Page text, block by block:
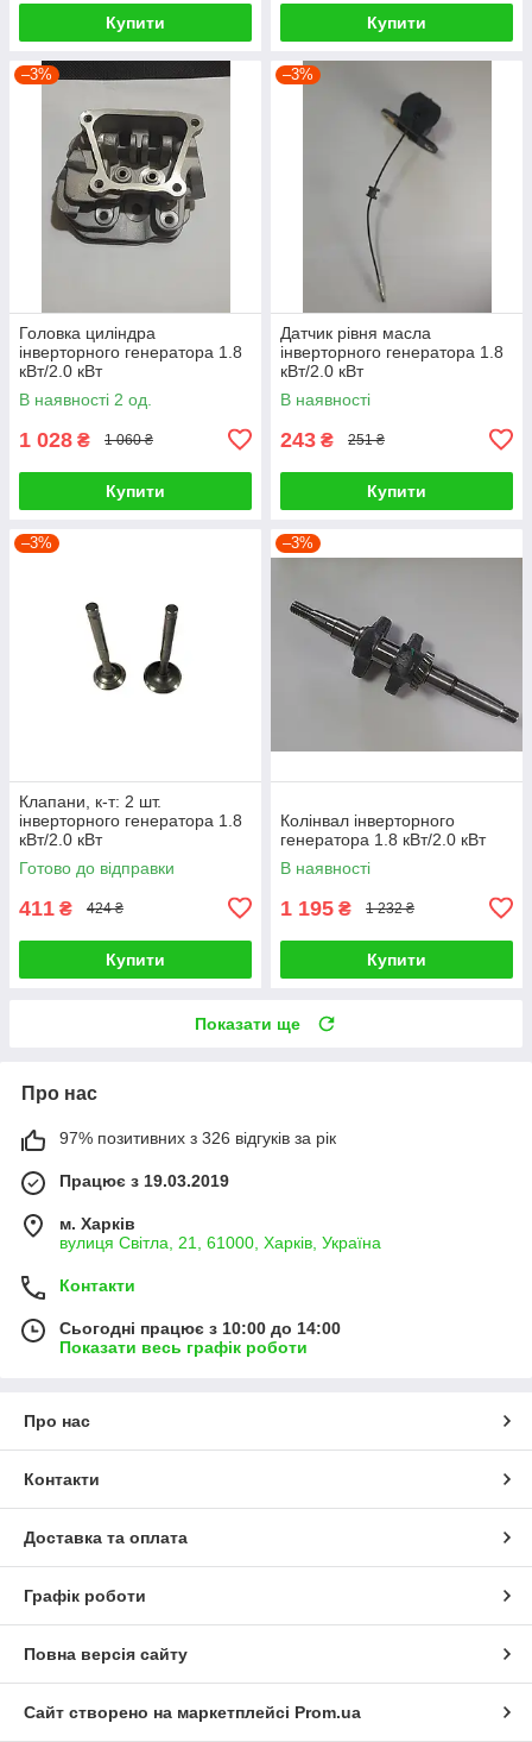
Купити Купити
–3%
Головка циліндра
інверторного генератора 1.8
кВт/2.0 кВт
В наявності 2 од.
1 028 ₴ 1 060 ₴
Купити
–3%
Датчик рівня масла
інверторного генератора 1.8
кВт/2.0 кВт
В наявності
243 ₴ 251 ₴
Купити
–3%
Клапани, к-т: 2 шт.
інверторного генератора 1.8
кВт/2.0 кВт
Готово до відправки
411 ₴ 424 ₴
Купити
–3%
Колінвал інверторного
генератора 1.8 кВт/2.0 кВт
В наявності
1 195 ₴ 1 232 ₴
Купити
Показати ще
Про нас
97% позитивних з 326 відгуків за рік
Працює з 19.03.2019
м. Харків
вулиця Світла, 21, 61000, Харків, Україна
Контакти
Сьогодні працює з 10:00 до 14:00
Показати весь графік роботи
Про нас
Контакти
Доставка та оплата
Графік роботи
Повна версія сайту
Сайт створено на маркетплейсі Prom.ua